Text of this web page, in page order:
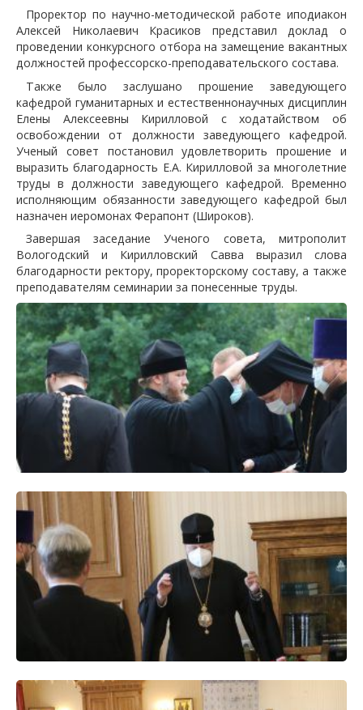
Проректор по научно-методической работе иподиакон
Алексей Николаевич Красиков представил доклад о
проведении конкурсного отбора на замещение вакантных
должностей профессорско-преподавательского состава.
Также было заслушано прошение заведующего
кафедрой гуманитарных и естественнонаучных дисциплин
Елены Алексеевны Кирилловой с ходатайством об
освобождении от должности заведующего кафедрой.
Ученый совет постановил удовлетворить прошение и
выразить благодарность Е.А. Кирилловой за многолетние
труды в должности заведующего кафедрой. Временно
исполняющим обязанности заведующего кафедрой был
назначен иеромонах Ферапонт (Широков).
Завершая заседание Ученого совета, митрополит
Вологодский и Кирилловский Савва выразил слова
благодарности ректору, проректорскому составу, а также
преподавателям семинарии за понесенные труды.